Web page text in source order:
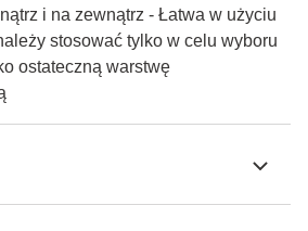
i na zewnątrz - Łatwa w użyciu
stosować tylko w celu wyboru
ostateczną warstwę